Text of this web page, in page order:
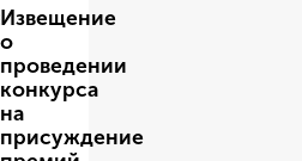
Извещение
о
проведении
конкурса
на
присуждение